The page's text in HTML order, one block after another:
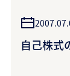
自己株式